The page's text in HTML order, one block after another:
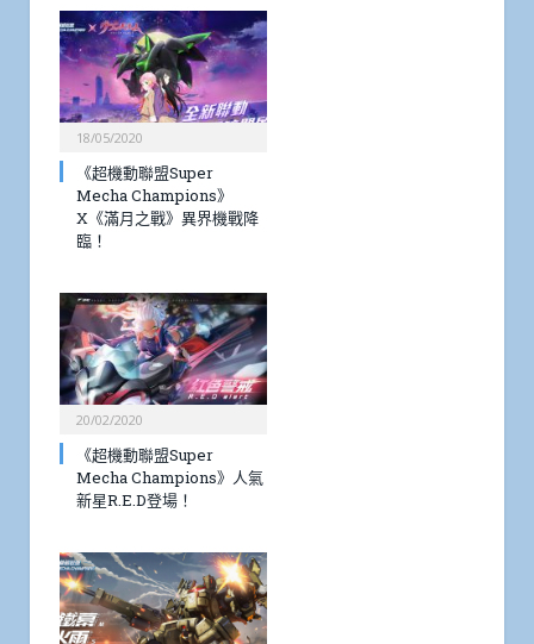
18/05/2020
《超機動聯盟Super
Mecha Champions》
X《滿月之戰》異界機戰降
臨！
20/02/2020
《超機動聯盟Super
Mecha Champions》人氣
新星R.E.D登場！